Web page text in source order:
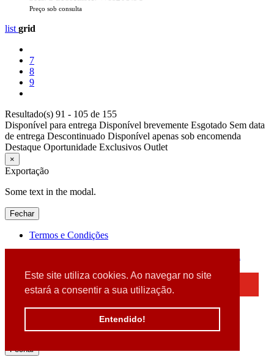
Este site utiliza cookies. Ao navegar no site
estará a consentir a sua utilização.
Entendido!
Preço sob consulta
list grid
7
8
9
Resultado(s) 91 - 105 de 155
Disponível para entrega Disponível brevemente Esgotado Sem data
de entrega Descontinuado Disponível apenas sob encomenda
Destaque Oportunidade Exclusivos Outlet
×
Exportação
Some text in the modal.
Fechar
Termos e Condições
Detectamos que está a usar um browser desatualizado
Por favor, atualize o seu browser
para garantir uma melhor experiência.
Fechar